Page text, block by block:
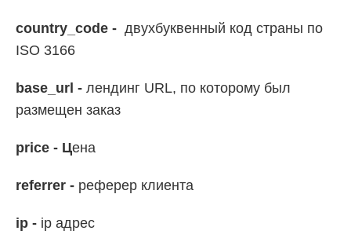
country_code - двухбуквенный код страны по
ISO 3166
base_url - лендинг URL, по которому был
размещен заказ
price - Цена
referrer - реферер клиента
ip - ip адрес